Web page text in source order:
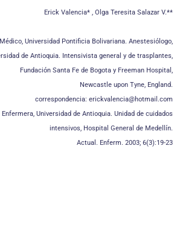
Erick Valencia* , Olga Teresita Salazar V.**
Universidad Pontificia Bolivariana. Anestesiólogo,
de Antioquia. Intensivista general y de trasplantes,
Fundación Santa Fe de Bogota y Freeman Hospital,
Newcastle upon Tyne, England.
correspondencia: erickvalencia@hotmail.com
Universidad de Antioquia. Unidad de cuidados
intensivos, Hospital General de Medellín.
Actual. Enferm. 2003; 6(3):19-23